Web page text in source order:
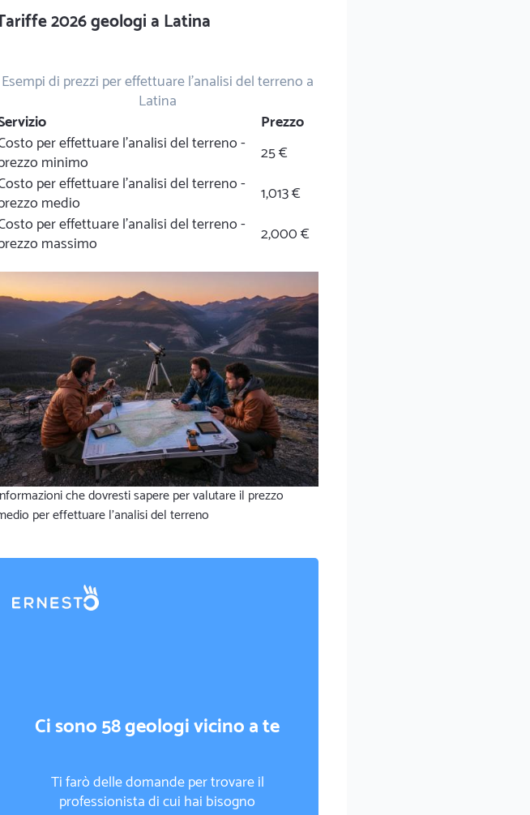
2026 geologi a Latina
Esempi di prezzi per effettuare l'analisi del terreno a
Latina
Prezzo
per effettuare l'analisi del terreno -
minimo
25 €
per effettuare l'analisi del terreno -
medio
1,013 €
per effettuare l'analisi del terreno -
massimo
2,000 €
che dovresti sapere per valutare il prezzo
per effettuare l'analisi del terreno
Ci sono 58 geologi vicino a te
Ti farò delle domande per trovare il
professionista di cui hai bisogno